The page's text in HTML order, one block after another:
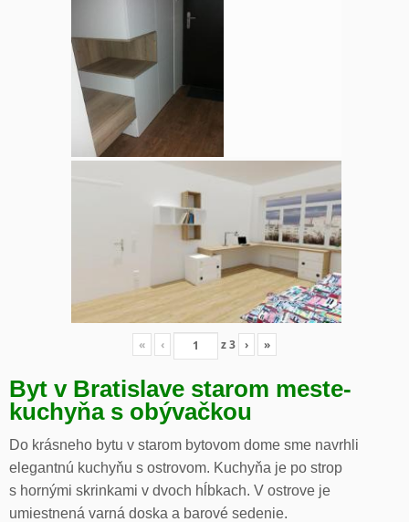
« ‹ z3 › »
Byt v Bratislave starom meste-
kuchyňa s obývačkou
Do krásneho bytu v starom bytovom dome sme navrhli
elegantnú kuchyňu s ostrovom. Kuchyňa je po strop
s hornými skrinkami v dvoch hĺbkach. V ostrove je
umiestnená varná doska a barové sedenie.